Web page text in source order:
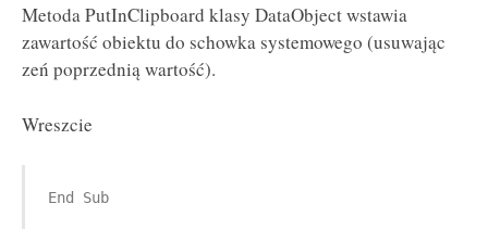
Metoda PutInClipboard klasy DataObject wstawia
zawartość obiektu do schowka systemowego (usuwając
zeń poprzednią wartość).
Wreszcie
End Sub